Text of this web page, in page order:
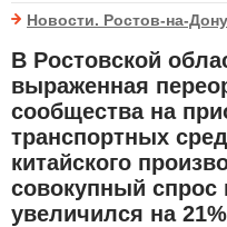
Новости. Ростов-на-Дону
В Ростовской
выраженная
сообщества на
транспортных
китайского
совокупный спрос
увеличился на